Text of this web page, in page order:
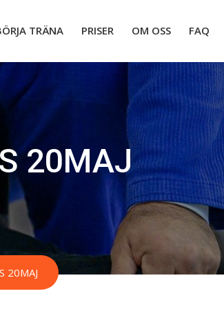
TRÄNA PRISER OM OSS FAQ
20MAJ
20MAJ